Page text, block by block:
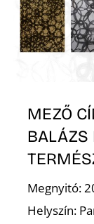
MEZŐ
BALÁZS
Megnyitó:
Helyszín: